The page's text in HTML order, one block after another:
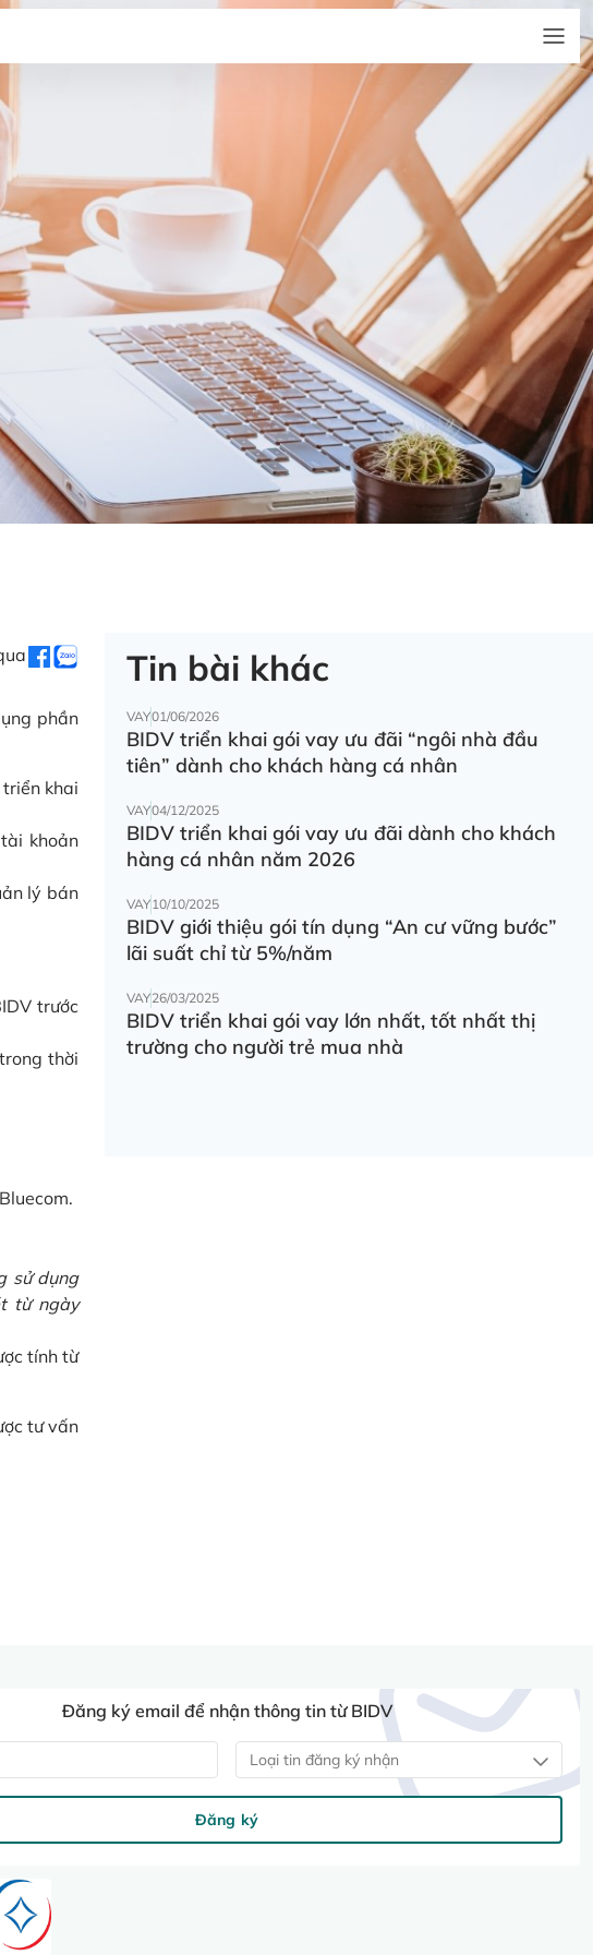
phần
khai
khoản
lý bán
trước
thời
sử dụng
từ ngày
tính từ
tư vấn
Tin bài khác
VAY01/06/2026
BIDV triển khai gói vay ưu đãi “ngôi nhà đầu
tiên” dành cho khách hàng cá nhân
VAY04/12/2025
BIDV triển khai gói vay ưu đãi dành cho khách
hàng cá nhân năm 2026
VAY10/10/2025
BIDV giới thiệu gói tín dụng “An cư vững bước”
lãi suất chỉ từ 5%/năm
VAY26/03/2025
BIDV triển khai gói vay lớn nhất, tốt nhất thị
trường cho người trẻ mua nhà
Đăng ký email để nhận thông tin từ BIDV
Loại tin đăng ký nhận
Đăng ký